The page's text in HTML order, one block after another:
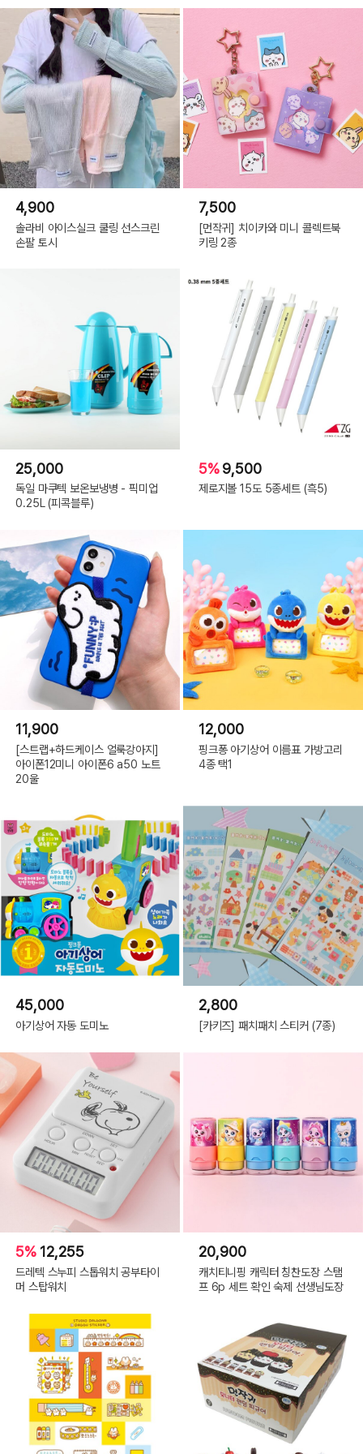
4,900
솔라비 아이스실크 쿨링 선스크린
손팔 토시
7,500
[먼작귀] 치이카와 미니 콜렉트북
키링 2종
25,000
독일 마쿠텍 보온보냉병 - 픽미업
0.25L (피콕블루)
5%9,500
제로지볼 15도 5종세트 (흑5)
11,900
[스트랩+하드케이스 얼룩강아지]
아이폰12미니 아이폰6 a50 노트
20울
12,000
핑크퐁 아기상어 이름표 가방고리
4종 택1
45,000
아기상어 자동 도미노
2,800
[카키즈] 패치패치 스티커 (7종)
5% 12,255
드레텍 스누피 스톱워치 공부타이
머 스탑워치
20,900
캐치티니핑 캐릭터 칭찬도장 스탬
프 6p 세트 확인 숙제 선생님도장